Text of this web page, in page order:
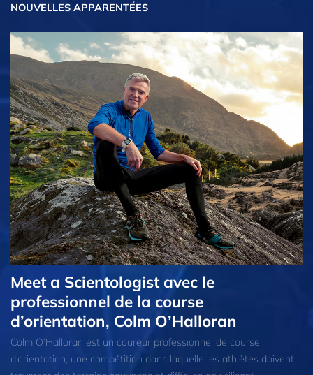
NOUVELLES APPARENTÉES
Meet a Scientologist avec le
professionnel de la course
d’orientation, Colm O’Halloran
Colm O’Halloran est un coureur professionnel de course
d’orientation, une compétition dans laquelle les athlètes doivent